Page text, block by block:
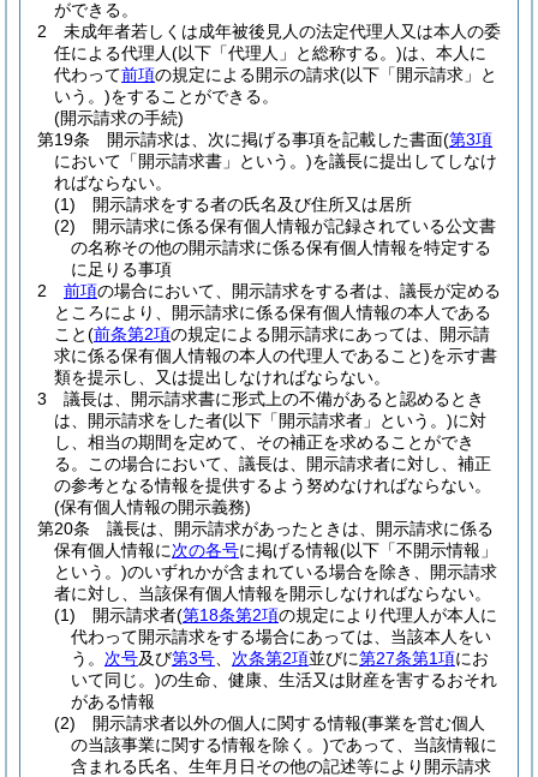
ができる。
2
未成年者若しくは成年被後見人の法定代理人又は本人の委
任による代理人(以下「代理人」と総称する。)は、本人に
代わって前項の規定による開示の請求(以下「開示請求」と
いう。)をすることができる。
(開示請求の手続)
第19条
開示請求は、次に掲げる事項を記載した書面(第3項
において「開示請求書」という。)を議長に提出してしなけ
ればならない。
(1)
開示請求をする者の氏名及び住所又は居所
(2)
開示請求に係る保有個人情報が記録されている公文書
の名称その他の開示請求に係る保有個人情報を特定する
に足りる事項
2
前項の場合において、開示請求をする者は、議長が定める
ところにより、開示請求に係る保有個人情報の本人である
こと(前条第2項の規定による開示請求にあっては、開示請
求に係る保有個人情報の本人の代理人であること)を示す書
類を提示し、又は提出しなければならない。
3
議長は、開示請求書に形式上の不備があると認めるとき
は、開示請求をした者(以下「開示請求者」という。)に対
し、相当の期間を定めて、その補正を求めることができ
る。
この場合において、議長は、開示請求者に対し、補正
の参考となる情報を提供するよう努めなければならない。
(保有個人情報の開示義務)
第20条
議長は、開示請求があったときは、開示請求に係る
保有個人情報に次の各号に掲げる情報(以下「不開示情報」
という。)のいずれかが含まれている場合を除き、開示請求
者に対し、当該保有個人情報を開示しなければならない。
(1)
開示請求者(第18条第2項の規定により代理人が本人に
代わって開示請求をする場合にあっては、当該本人をい
う。 次号及び第3号 次条第2項並びに第27条第1項にお
いて同じ。)の生命、健康、生活又は財産を害するおそれ
がある情報
(2)
開示請求者以外の個人に関する情報(事業を営む個人
の当該事業に関する情報を除く。)であって、当該情報に
含まれる氏名、生年月日その他の記述等により開示請求